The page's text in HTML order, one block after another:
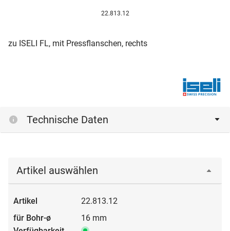
22.813.12
zu ISELI FL, mit Pressflanschen, rechts
Technische Daten
Artikel auswählen
22.813.12
16 mm